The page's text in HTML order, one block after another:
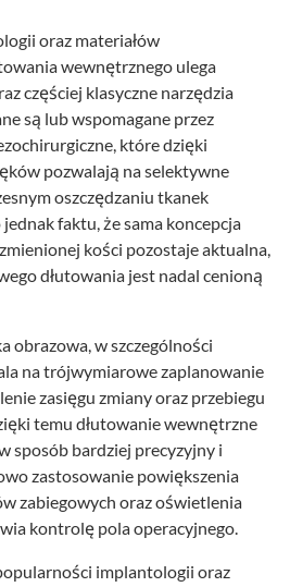
oraz materiałów
wewnętrznego ulega
częściej klasyczne narzędzia
są lub wspomagane przez
które dzięki
pozwalają na selektywne
oszczędzaniu tkanek
faktu, że sama koncepcja
kości pozostaje aktualna,
dłutowania jest nadal cenioną
obrazowa, w szczególności
na trójwymiarowe zaplanowanie
zasięgu zmiany oraz przebiegu
temu dłutowanie wewnętrzne
sposób bardziej precyzyjny i
zastosowanie powiększenia
zabiegowych oraz oświetlenia
kontrolę pola operacyjnego.
implantologii oraz